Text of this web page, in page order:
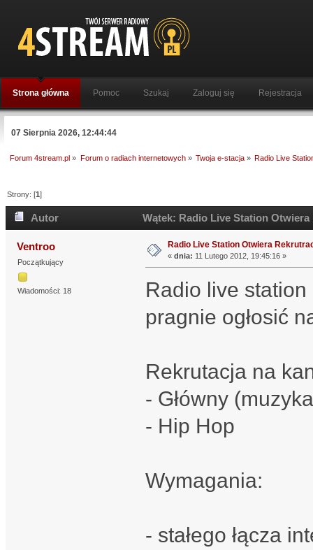
Strona główna Pomoc Szukaj Zaloguj się Rejestracja
07 Sierpnia 2026, 12:44:44
Forum 4stream.pl » Forum o radiach internetowych» Twoja e-stacja» Radio Live
Strony: [1]
Autor Wątek: Radio Live Station
Ventroo
Początkujący
Wiadomości: 18
Radio Live Station Otwiera
« dnia: 11 Lutego 2012, 19:45:16 »
Radio live
pragnie ogłosić
Rekrutacja na
- Główny
- Hip Hop
Wymagania:
- stałego łącza